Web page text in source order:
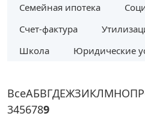
Семейная ипотека
Счет-фактура
Школа
Юридические
ВсеАБВГДЕЖЗИКЛМНОПР
3456789